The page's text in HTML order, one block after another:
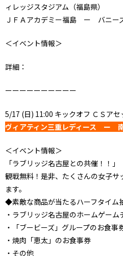
ィレッジスタジアム（福島県）
ＪＦＡアカデミー福島 ー バニー
＜イベント情報＞
詳細：
ーーーーーーーーーー
5/17 (日) 11:00 キックオフ ＣＳアセ
ヴィアティン三重レディース ー
＜イベント情報＞
「ラブリッジ名古屋との共催！！」
観戦無料！是非、たくさんの女子サ
ます。
◆素敵な商品が当たるハーフタイム
・ラブリッジ名古屋のホームゲーム
・「ブービーズ」グループのお食事
・焼肉「恵太」のお食事券
・その他